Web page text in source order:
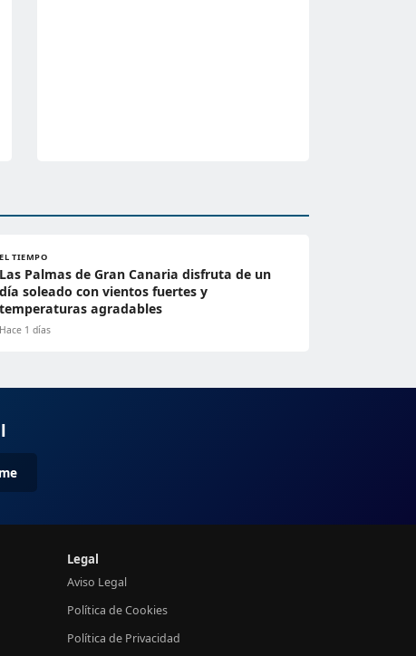
EL TIEMPO
Las Palmas de Gran Canaria disfruta de un
día soleado con vientos fuertes y
temperaturas agradables
Hace 1 días
Legal
Aviso Legal
Política de Cookies
Política de Privacidad